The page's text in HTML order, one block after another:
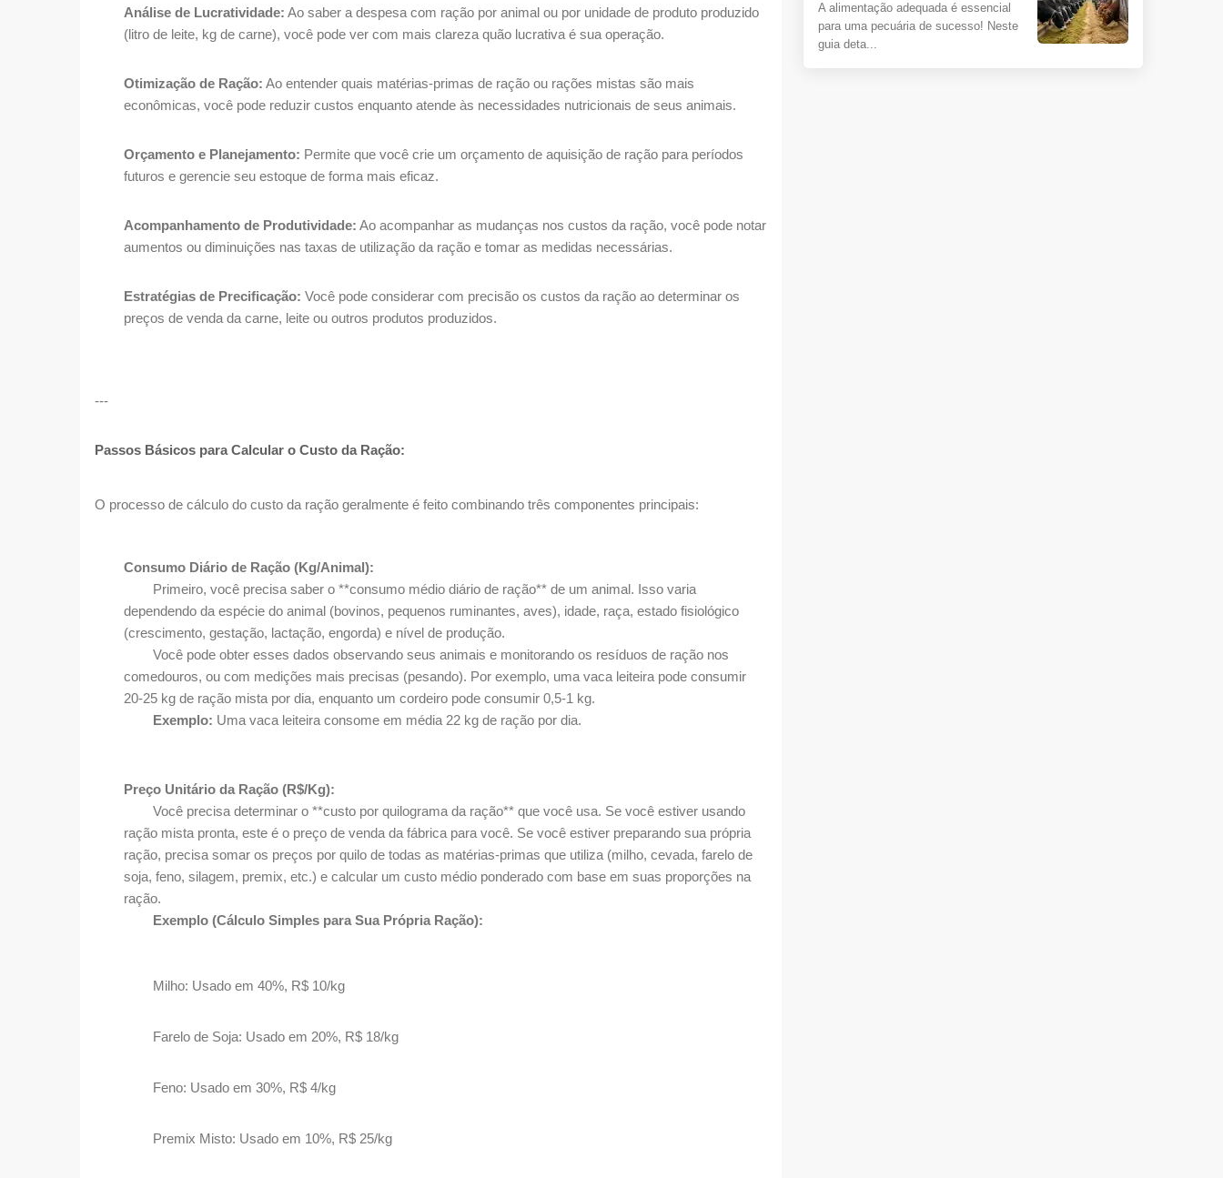
Análise de Lucratividade: Ao saber a despesa com ração por animal ou por unidade de produto produzido
(litro de leite, kg de carne), você pode ver com mais clareza quão lucrativa é sua operação.
Otimização de Ração: Ao entender quais matérias-primas de ração ou rações mistas são mais
econômicas, você pode reduzir custos enquanto atende às necessidades nutricionais de seus animais.
Orçamento e Planejamento: Permite que você crie um orçamento de aquisição de ração para períodos
futuros e gerencie seu estoque de forma mais eficaz.
Acompanhamento de Produtividade: Ao acompanhar as mudanças nos custos da ração, você pode notar
aumentos ou diminuições nas taxas de utilização da ração e tomar as medidas necessárias.
Estratégias de Precificação: Você pode considerar com precisão os custos da ração ao determinar os
preços de venda da carne, leite ou outros produtos produzidos.
---
Passos Básicos para Calcular o Custo da Ração:
O processo de cálculo do custo da ração geralmente é feito combinando três componentes principais:
Consumo Diário de Ração (Kg/Animal):
Primeiro, você precisa saber o **consumo médio diário de ração** de um animal. Isso varia
dependendo da espécie do animal (bovinos, pequenos ruminantes, aves), idade, raça, estado fisiológico
(crescimento, gestação, lactação, engorda) e nível de produção.
Você pode obter esses dados observando seus animais e monitorando os resíduos de ração nos
comedouros, ou com medições mais precisas (pesando). Por exemplo, uma vaca leiteira pode consumir
20-25 kg de ração mista por dia, enquanto um cordeiro pode consumir 0,5-1 kg.
Exemplo: Uma vaca leiteira consome em média 22 kg de ração por dia.
Preço Unitário da Ração (R$/Kg):
Você precisa determinar o **custo por quilograma da ração** que você usa. Se você estiver usando
ração mista pronta, este é o preço de venda da fábrica para você. Se você estiver preparando sua própria
ração, precisa somar os preços por quilo de todas as matérias-primas que utiliza (milho, cevada, farelo de
soja, feno, silagem, premix, etc.) e calcular um custo médio ponderado com base em suas proporções na
ração.
Exemplo (Cálculo Simples para Sua Própria Ração):
Milho: Usado em 40%, R$ 10/kg
Farelo de Soja: Usado em 20%, R$ 18/kg
Feno: Usado em 30%, R$ 4/kg
Premix Misto: Usado em 10%, R$ 25/kg
A alimentação adequada é essencial
para uma pecuária de sucesso! Neste
guia deta...